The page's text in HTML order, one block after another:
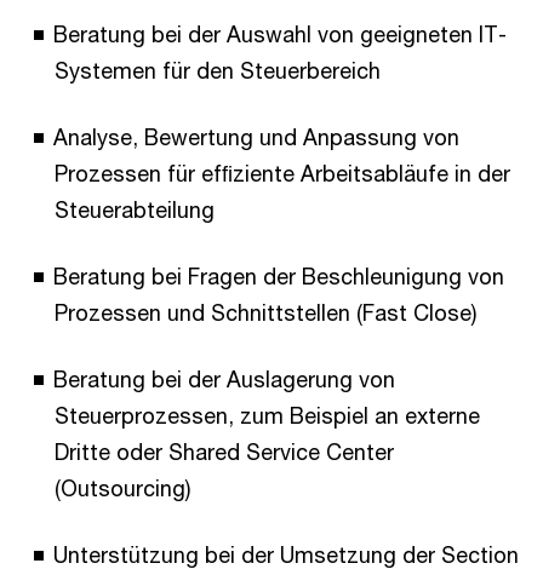
Beratung bei der Auswahl von geeigneten IT-
Systemen für den Steuerbereich
Analyse, Bewertung und Anpassung von
Prozessen für efﬁziente Arbeitsabläufe in der
Steuerabteilung
Beratung bei Fragen der Beschleunigung von
Prozessen und Schnittstellen (Fast Close)
Beratung bei der Auslagerung von
Steuerprozessen, zum Beispiel an externe
Dritte oder Shared Service Center
(Outsourcing)
Unterstützung bei der Umsetzung der Section